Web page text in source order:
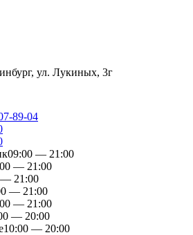
ул. Лукиных, 3г
89-04
09:00 — 21:00
— 21:00
— 21:00
— 21:00
— 21:00
— 20:00
10:00 — 20:00